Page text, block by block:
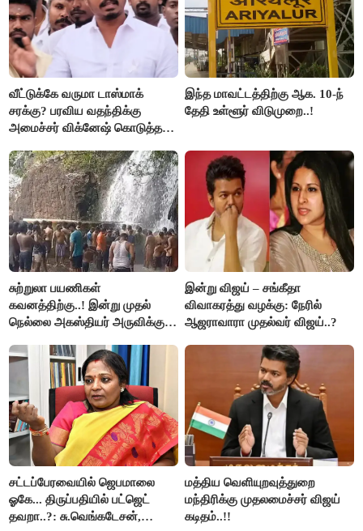
வீட்டுக்கே வருமா டாஸ்மாக்
சரக்கு? பரவிய வதந்திக்கு
அமைச்சர் விக்னேஷ் கொடுத்த
இந்த மாவட்டத்திற்கு ஆக. 10-ந்
தேதி உள்ளூர் விடுமுறை..!
சுற்றுலா பயணிகள்
கவனத்திற்கு..! இன்று முதல்
நெல்லை அகஸ்தியர் அருவிக்கு
இன்று விஜய் – சங்கீதா
விவாகரத்து வழக்கு: நேரில்
ஆஜராவாரா முதல்வர் விஜய்..?
சட்டப்பேரவையில் ஜெபமாலை
ஓகே... திருப்பதியில் பட்ஜெட்
தவறா..?: சு.வெங்கடேசன்,
மத்திய வெளியுறவுத்துறை
மந்திரிக்கு முதலமைச்சர் விஜய்
கடிதம்..!!